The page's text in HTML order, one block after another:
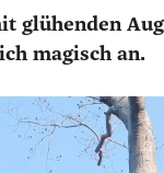
glü­hen­den
magisch an.